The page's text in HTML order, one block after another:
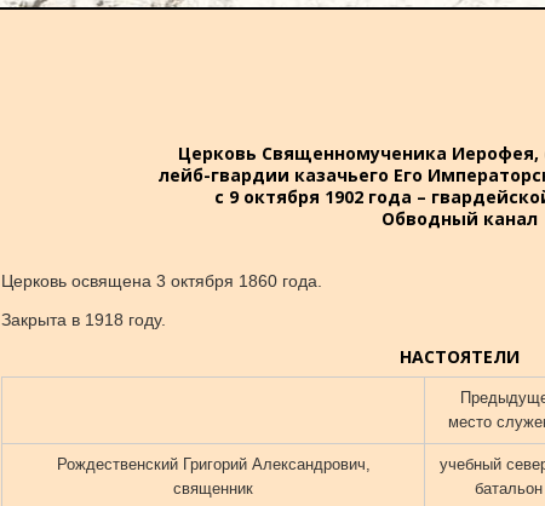
Церковь Священномученика Иерофея,
лейб-гвардии казачьего Его
с 9 октября 1902 года –
Обводный канал
Церковь освящена 3 октября 1860 года.
Закрыта в 1918 году.
НАСТОЯТЕЛИ
место
Рождественский Григорий Александрович,
священник
учебный
батальон